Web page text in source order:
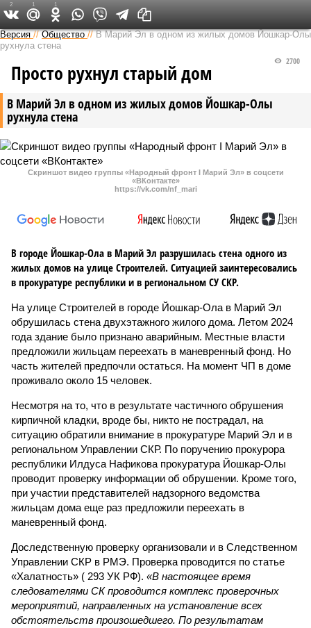
Версия в Чувашии
Версия //Общество //В Марий Эл в одном из жилых домов Йошкар-Олы
рухнула стена
В Марий Эл в одном из жилых домов Йошкар-Олы
рухнула стена
2700
Просто рухнул старый дом
Скриншот видео группы «Народный фронт I Марий Эл» в соцсети
«ВКонтакте»
https://vk.com/nf_mari
В городе Йошкар-Ола в Марий Эл разрушилась стена одного из
жилых домов на улице Строителей. Ситуацией заинтересовались
в прокуратуре республики и в региональном СУ СКР.
На улице Строителей в городе Йошкар-Ола в Марий Эл
обрушилась стена двухэтажного жилого дома. Летом 2024
года здание было признано аварийным. Местные власти
предложили жильцам переехать в маневренный фонд. Но
часть жителей предпочли остаться. На момент ЧП в доме
проживало около 15 человек.
Несмотря на то, что в результате частичного обрушения
кирпичной кладки, вроде бы, никто не пострадал, на
ситуацию обратили внимание в прокуратуре Марий Эл и в
региональном Управлении СКР. По поручению прокурора
республики Илдуса Нафикова прокуратура Йошкар-Олы
проводит проверку информации об обрушении. Кроме того,
при участии представителей надзорного ведомства
жильцам дома еще раз предложили переехать в
маневренный фонд.
Доследственную проверку организовали и в Следственном
Управлении СКР в РМЭ. Проверка проводится по статье
«Халатность» ( 293 УК РФ). «В настоящее время
следователями СК проводится комплекс проверочных
мероприятий, направленных на установление всех
обстоятельств произошедшего. По результатам
2 1 1